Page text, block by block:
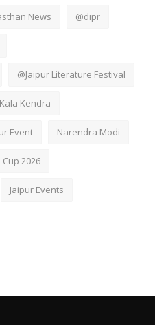
News @dipr
@Jaipur Literature Festival
Kendra
Event Narendra Modi
Cup 2026
Jaipur Events